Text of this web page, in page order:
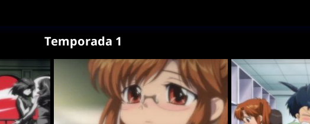
Temporada 1